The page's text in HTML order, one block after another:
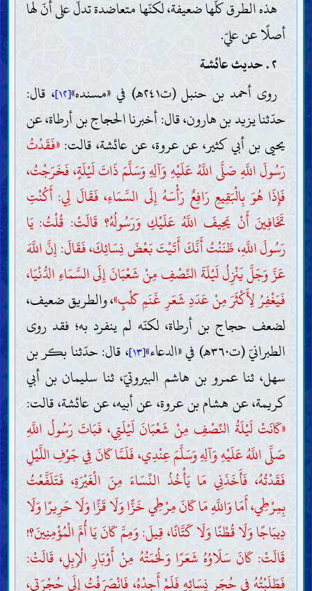
هذه الطرق كلّها ضعيفة، لكنّها متعاضدة تدلّ على أنّ لها
أصلًا عن عليّ.
٢ . حديث عائشة
روى أحمد بن حنبل (ت٢٤١هـ) في «مسنده»
[١٢] ، قال:
حدّثنا يزيد بن هارون، قال: أخبرنا الحجاج بن أرطاة، عن
يحيى بن أبي كثير، عن عروة، عن عائشة، قالت:«فَقَدْتُ
رَسُولَ اللَّهِ صَلَّى اللَّهُ عَلَيْهِ وَآلِهِ وَسَلَّمَ ذَاتَ لَيْلَةٍ، فَخَرَجْتُ،
فَإِذَا هُوَ بِالْبَقِيعِ رَافِعٌ رَأْسَهُ إِلَى السَّمَاءِ، فَقَالَ لِي: أَكُنْتِ
تَخَافِينَ أَنْ يَحِيفَ اللَّهُ عَلَيْكِ وَرَسُولُهُ؟ قَالَتْ: قُلْتُ: يَا
رَسُولَ اللَّهِ، ظَنَنْتُ أَنَّكَ أَتَيْتَ بَعْضَ نِسَائِكَ، فَقَالَ: إِنَّ اللَّهَ
عَزَّ وَجَلَّ يَنْزِلُ لَيْلَةَ النِّصْفِ مِنْ شَعْبَانَ إِلَى السَّمَاءِ الدُّنْيَا،
فَيَغْفِرُ لِأَكْثَرَ مِنْ عَدَدِ شَعَرِ غَنَمِ كَلْبٍ»، والطريق ضعيف،
لضعف حجاج بن أرطاة، لكنّه لم ينفرد به؛ فقد روى
الطبرانيّ (ت٣٦٠هـ) في «الدعاء»
[١٣]
، قال: حدّثنا بكر بن
سهل، ثنا عمرو بن هاشم البيروتيّ، ثنا سليمان بن أبي
كريمة، عن هشام بن عروة، عن أبيه، عن عائشة، قالت:
«كَانَتْ لَيْلَةُ النِّصْفِ مِنْ شَعْبَانَ لَيْلَتِي، فَبَاتَ رَسُولُ اللَّهِ
صَلَّى اللَّهُ عَلَيْهِ وَآلِهِ وَسَلَّمَ عِنْدِي، فَلَمَّا كَانَ فِي جَوْفِ اللَّيْلِ
فَقَدْتُهُ، فَأَخَذَنِي مَا يَأْخُذُ النِّسَاءَ مِنَ الْغَيْرَةِ، فَتَلَفَّعْتُ
بِمِرْطِي، أَمَا وَاللَّهِ مَا كَانَ مِرْطِي خَزًّا وَلَا قَزًّا وَلَا حَرِيرًا وَلَا
دِيبَاجًا وَلَا قُطْنًا وَلَا كَتَّانًا، قِيلَ: وَمِمَّ كَانَ يَا أُمَّ الْمُؤْمِنِينَ؟!
قَالَتْ: كَانَ سَلَاوُهُ شَعَرًا وَلُحْمَتُهُ مِنْ أَوْبَارِ الْإِبِلِ، قَالَتْ:
فَطَلَبْتُهُ فِي حُجَرِ نِسَائِهِ فَلَمْ أَجِدْهُ، فَانْصَرَفْتُ إِلَى حُجْرَتِي،